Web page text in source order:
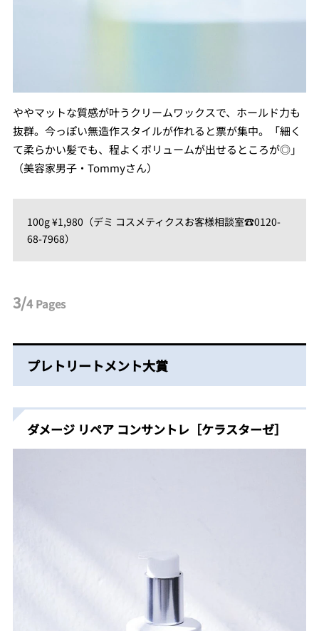
ややマットな質感が叶うクリームワックスで、ホールド力も
抜群。今っぽい無造作スタイルが作れると票が集中。「細く
て柔らかい髪でも、程よくボリュームが出せるところが◎」
（美容家男子・Tommyさん）
100g ¥1,980（デミ コスメティクスお客様相談室☎︎0120-
68-7968）
3/4Pages
プレトリートメント大賞
ダメージ リペア コンサントレ［ケラスターゼ］